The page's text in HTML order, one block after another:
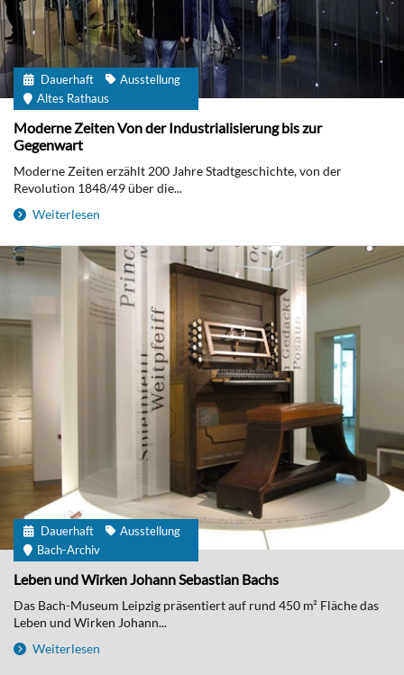
Dauerhaft
Ausstellung
Altes Rathaus
Moderne Zeiten Von der Industrialisierung bis zur
Gegenwart
Moderne Zeiten erzählt 200 Jahre Stadtgeschichte, von der
Revolution 1848/49 über die...
Weiterlesen
Dauerhaft
Ausstellung
Bach-Archiv
Leben und Wirken Johann Sebastian Bachs
Das Bach-Museum Leipzig präsentiert auf rund 450 m² Fläche das
Leben und Wirken Johann...
Weiterlesen